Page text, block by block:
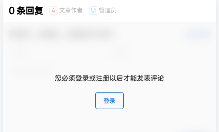
0 条回复 A 文章作者 M 管理员
您必须登录或注册以后才能发表评论
登录